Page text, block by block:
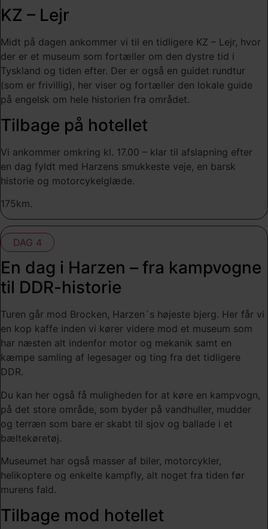
KZ – Lejr
Midt på dagen ankommer vi til en tidligere KZ – Lejr, hvor
der er et museum som fortæller om den dystre tid i
Tyskland og tiden efter. Der er også en guidet rundtur
(som er frivillig), her viser og fortæller den lokale guide
på engelsk om hele historien fra området.
Tilbage på hotellet
Vi ankommer omkring kl. 17.00 – klar til afslapning efter
en dag fyldt med Harzens smukkeste veje, en barsk
historie og motorcykelglæde.
175km.
DAG 4
En dag i Harzen – fra kampvogne
til DDR-historie
Turen går mod Brocken, Harzen´s højeste bjerg. Her får vi
en kop kaffe inden vi kører videre mod et museum som
har næsten alt indenfor motor og mekanik samt en
kæmpe samling af legesager og ting fra det tidligere
DDR.
Du kan her også få muligheden for at køre en kampvogn,
på det store område, som byder på vandhuller, mudder
og terræn som bare er skabt til sjov og ballade i et
bæltekøretøj.
Museumet har også masser af biler, motorcykler,
helikoptere og enkelte kampfly, alt noget fra tiden før
murens fald.
Tilbage mod hotellet